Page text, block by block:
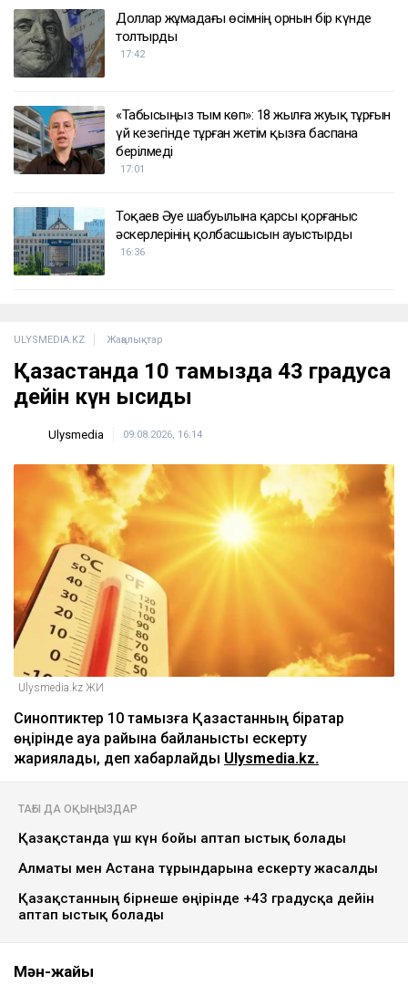
Доллар жұмадағы өсімнің орнын бір күнде
толтырды
17:42
«Табысыңыз тым көп»: 18 жылға жуық тұрғын
үй кезегінде тұрған жетім қызға баспана
берілмеді
17:01
Тоқаев Әуе шабуылына қарсы қорғаныс
әскерлерінің қолбасшысын ауыстырды
16:36
ULYSMEDIA.KZ Жаңалықтар
Қазақстанда 10 тамызда 43 градусқа
дейін күн ысиды
Ulysmedia 09.08.2026, 16:14
Ulysmedia.kz ЖИ
Синоптиктер 10 тамызға Қазақстанның бірқатар
өңірінде ауа райына байланысты ескерту
жариялады, деп хабарлайды Ulysmedia.kz.
ТАҒЫ ДА ОҚЫҢЫЗДАР
Қазақстанда үш күн бойы аптап ыстық болады
Алматы мен Астана тұрғындарына ескерту жасалды
Қазақстанның бірнеше өңірінде +43 градусқа дейін
аптап ыстық болады
Мән-жайы